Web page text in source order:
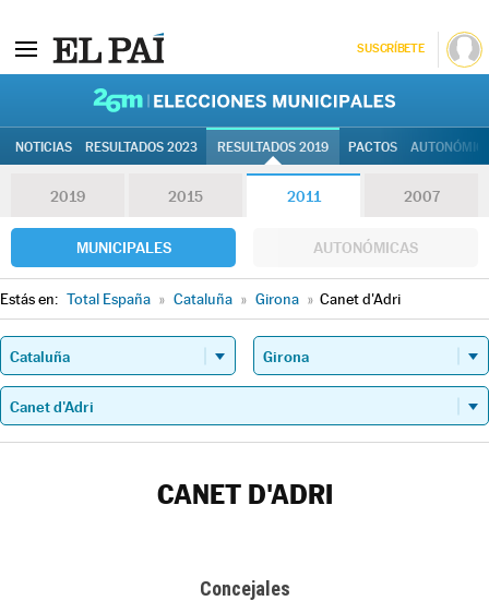
SUSCRÍBETE
NOTICIAS RESULTADOS 2023 RESULTADOS 2019 PACTOS
2019 2015 2011 2007
MUNICIPALES AUTONÓMICAS
Estás en: Total España » Cataluña » Girona » Canet d'Adri
CANET D'ADRI
Concejales